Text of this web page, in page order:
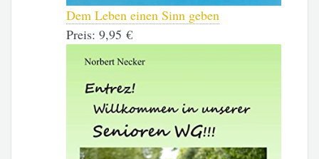
Dem Leben einen Sinn geben
Preis:9,95 €